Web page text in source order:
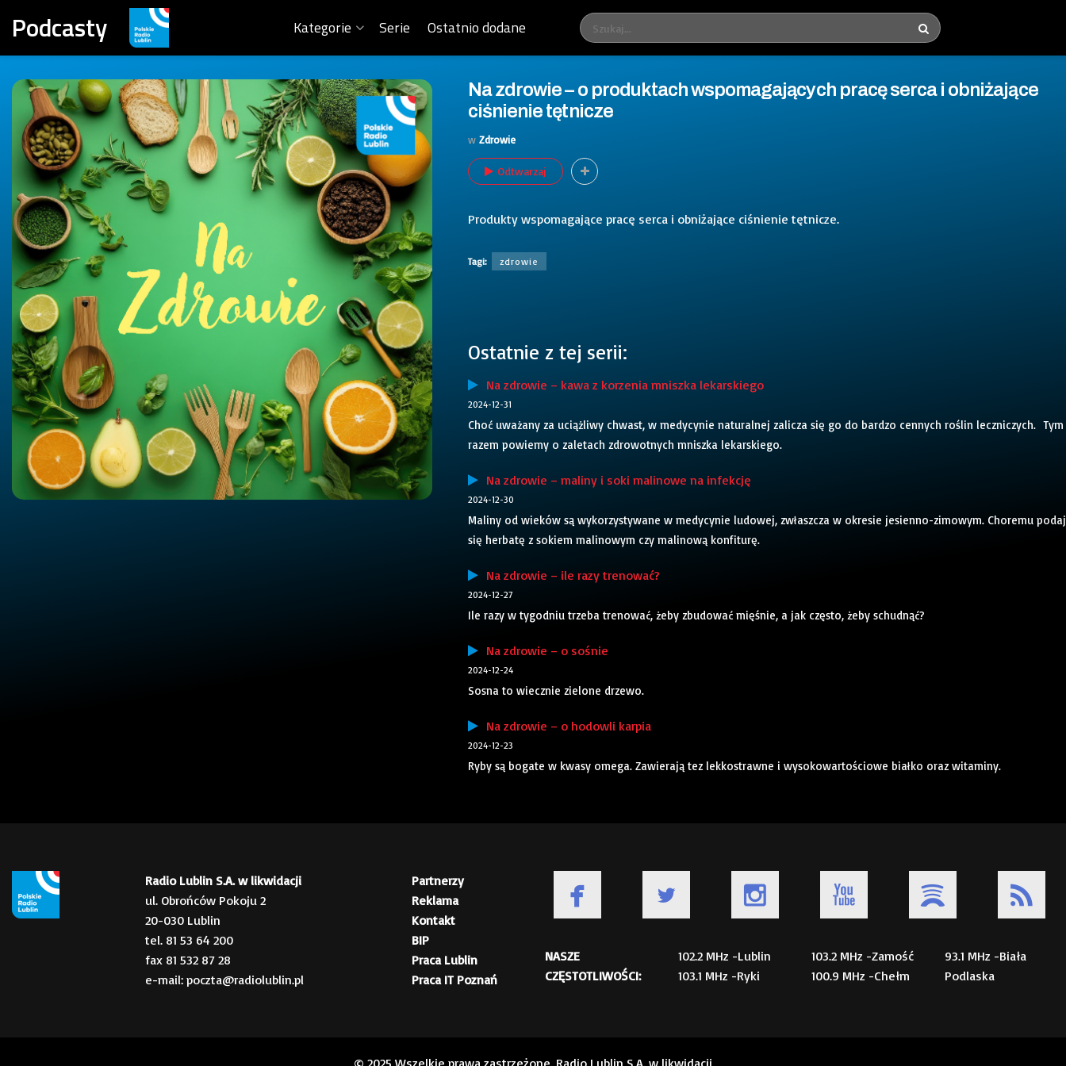
Podcasty Kategorie Serie Ostatnio dodane
Na zdrowie – o produktach wspomagających pracę serca i obniżające
ciśnienie tętnicze
w Zdrowie
Odtwarzaj
Produkty wspomagające pracę serca i obniżające ciśnienie tętnicze.
Tagi: zdrowie
Ostatnie z tej serii:
Na zdrowie – kawa z korzenia mniszka lekarskiego
2024-12-31
Choć uważany za uciążliwy chwast, w medycynie naturalnej zalicza się go do bardzo cennych roślin leczniczych. Tym
razem powiemy o zaletach zdrowotnych mniszka lekarskiego.
Na zdrowie – maliny i soki malinowe na infekcję
2024-12-30
Maliny od wieków są wykorzystywane w medycynie ludowej, zwłaszcza w okresie jesienno-zimowym. Choremu
się herbatę z sokiem malinowym czy malinową konfiturę.
Na zdrowie – ile razy trenować?
2024-12-27
Ile razy w tygodniu trzeba trenować, żeby zbudować mięśnie, a jak często, żeby schudnąć?
Na zdrowie – o sośnie
2024-12-24
Sosna to wiecznie zielone drzewo.
Na zdrowie – o hodowli karpia
2024-12-23
Ryby są bogate w kwasy omega. Zawierają tez lekkostrawne i wysokowartościowe białko oraz witaminy.
Radio Lublin S.A. w likwidacji
ul. Obrońców Pokoju 2
20-030 Lublin
tel. 81 53 64 200
fax 81 532 87 28
e-mail: poczta@radiolublin.pl
Partnerzy
Reklama
Kontakt
BIP
Praca Lublin
Praca IT Poznań
NASZE
CZĘSTOTLIWOŚCI:
102.2 MHz -Lublin
103.1 MHz -Ryki
103.2 MHz -Zamość
100.9 MHz -Chełm
93.1 MHz -Biała
Podlaska